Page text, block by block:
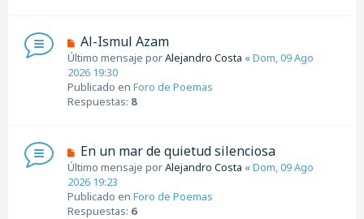
a
j
e
N
u
e
v
o
s
a
j
e
Al-Ismul Azam
Último mensaje porAlejandro Costa «Dom, 09 Ago
2026 19:30
Publicado en Foro de Poemas
Respuestas: 8
N
u
e
v
o
En un mar de quietud silenciosa
Último mensaje porAlejandro Costa «Dom, 09 Ago
2026 19:23
Publicado en Foro de Poemas
Respuestas: 6